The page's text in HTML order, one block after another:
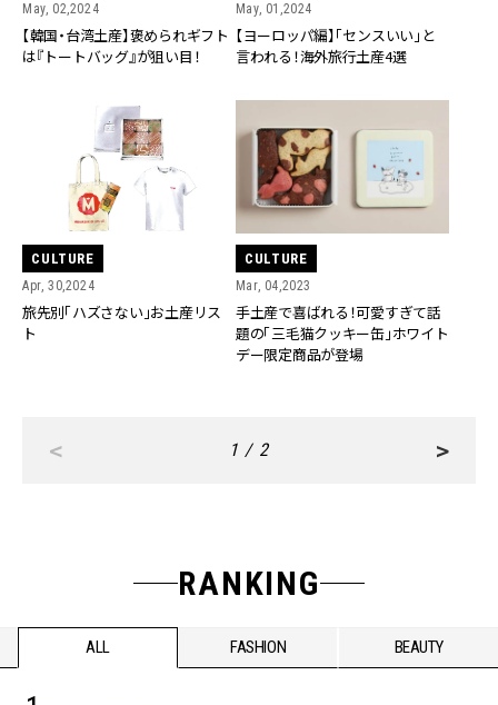
May, 02,2024
【韓国・台湾土産】褒められギフト
は『トートバッグ』が狙い目！
May, 01,2024
【ヨーロッパ編】「センスいい」と
言われる！海外旅行土産4選
CULTURE
Apr, 30,2024
旅先別「ハズさない」お土産リス
ト
CULTURE
Mar, 04,2023
手土産で喜ばれる！可愛すぎて話
題の「三毛猫クッキー缶」ホワイト
デー限定商品が登場
< 1 / 2 >
RANKING
ALL FASHION BEAUTY